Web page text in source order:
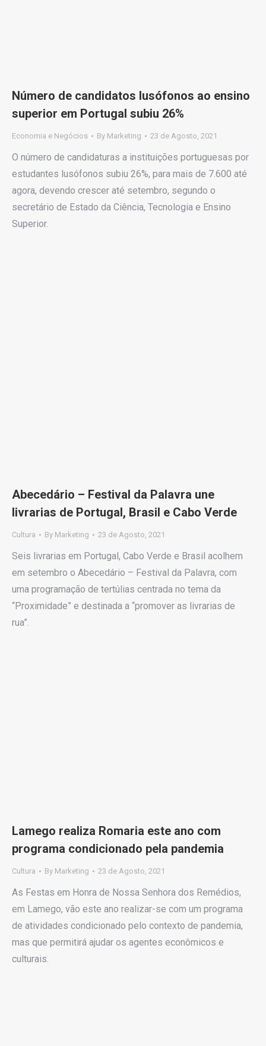
Número de candidatos lusófonos ao ensino
superior em Portugal subiu 26%
Economia e Negócios By Marketing 23 de Agosto, 2021
O número de candidaturas a instituições portuguesas por
estudantes lusófonos subiu 26%, para mais de 7.600 até
agora, devendo crescer até setembro, segundo o
secretário de Estado da Ciência, Tecnologia e Ensino
Superior.
Abecedário – Festival da Palavra une
livrarias de Portugal, Brasil e Cabo Verde
Cultura By Marketing 23 de Agosto, 2021
Seis livrarias em Portugal, Cabo Verde e Brasil acolhem
em setembro o Abecedário – Festival da Palavra, com
uma programação de tertúlias centrada no tema da
“Proximidade” e destinada a “promover as livrarias de
rua”.
Lamego realiza Romaria este ano com
programa condicionado pela pandemia
Cultura By Marketing 23 de Agosto, 2021
As Festas em Honra de Nossa Senhora dos Remédios,
em Lamego, vão este ano realizar-se com um programa
de atividades condicionado pelo contexto de pandemia,
mas que permitirá ajudar os agentes econômicos e
culturais.